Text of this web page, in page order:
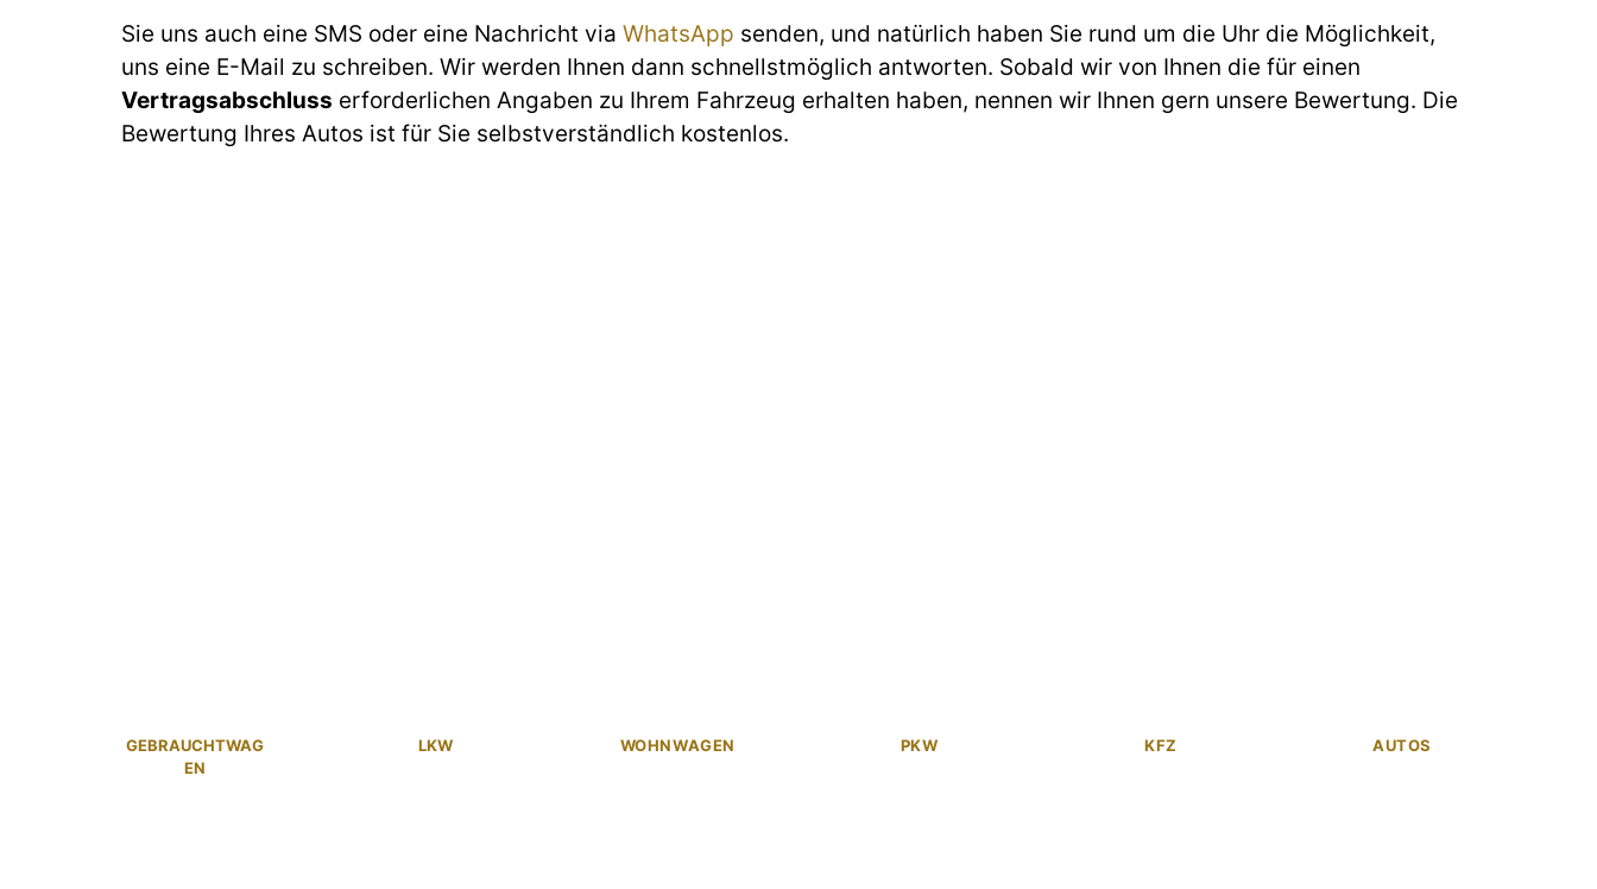
Sie uns auch eine SMS oder eine Nachricht via WhatsApp senden, und natürlich haben Sie rund um die Uhr die Möglichkeit,
uns eine E-Mail zu schreiben. Wir werden Ihnen dann schnellstmöglich antworten. Sobald wir von Ihnen die für einen
Vertragsabschluss erforderlichen Angaben zu Ihrem Fahrzeug erhalten haben, nennen wir Ihnen gern unsere Bewertung. Die
Bewertung Ihres Autos ist für Sie selbstverständlich kostenlos.
GEBRAUCHTWAG
EN
LKW WOHNWAGEN PKW KFZ AUTOS